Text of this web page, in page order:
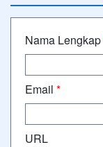
Nama Lengkap
Email *
URL